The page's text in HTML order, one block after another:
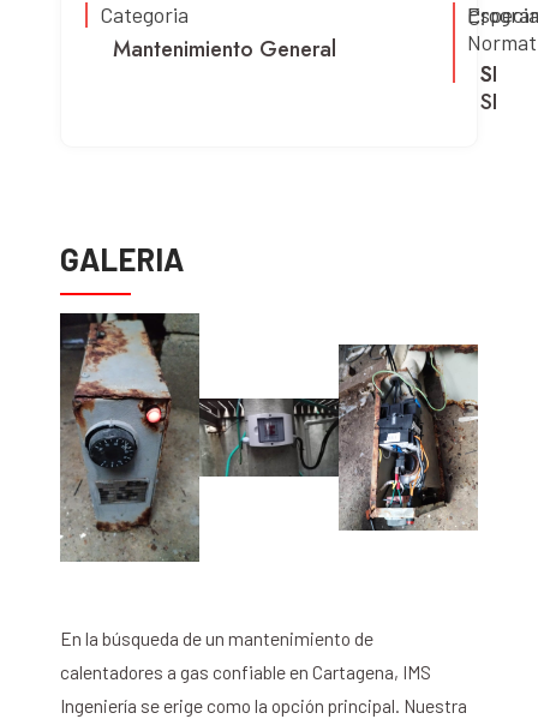
Categoria
Mantenimiento General
SI
SI
C.
SI
GALERIA
En la búsqueda de un mantenimiento de
calentadores a gas confiable en Cartagena, IMS
Ingeniería se erige como la opción principal. Nuestra